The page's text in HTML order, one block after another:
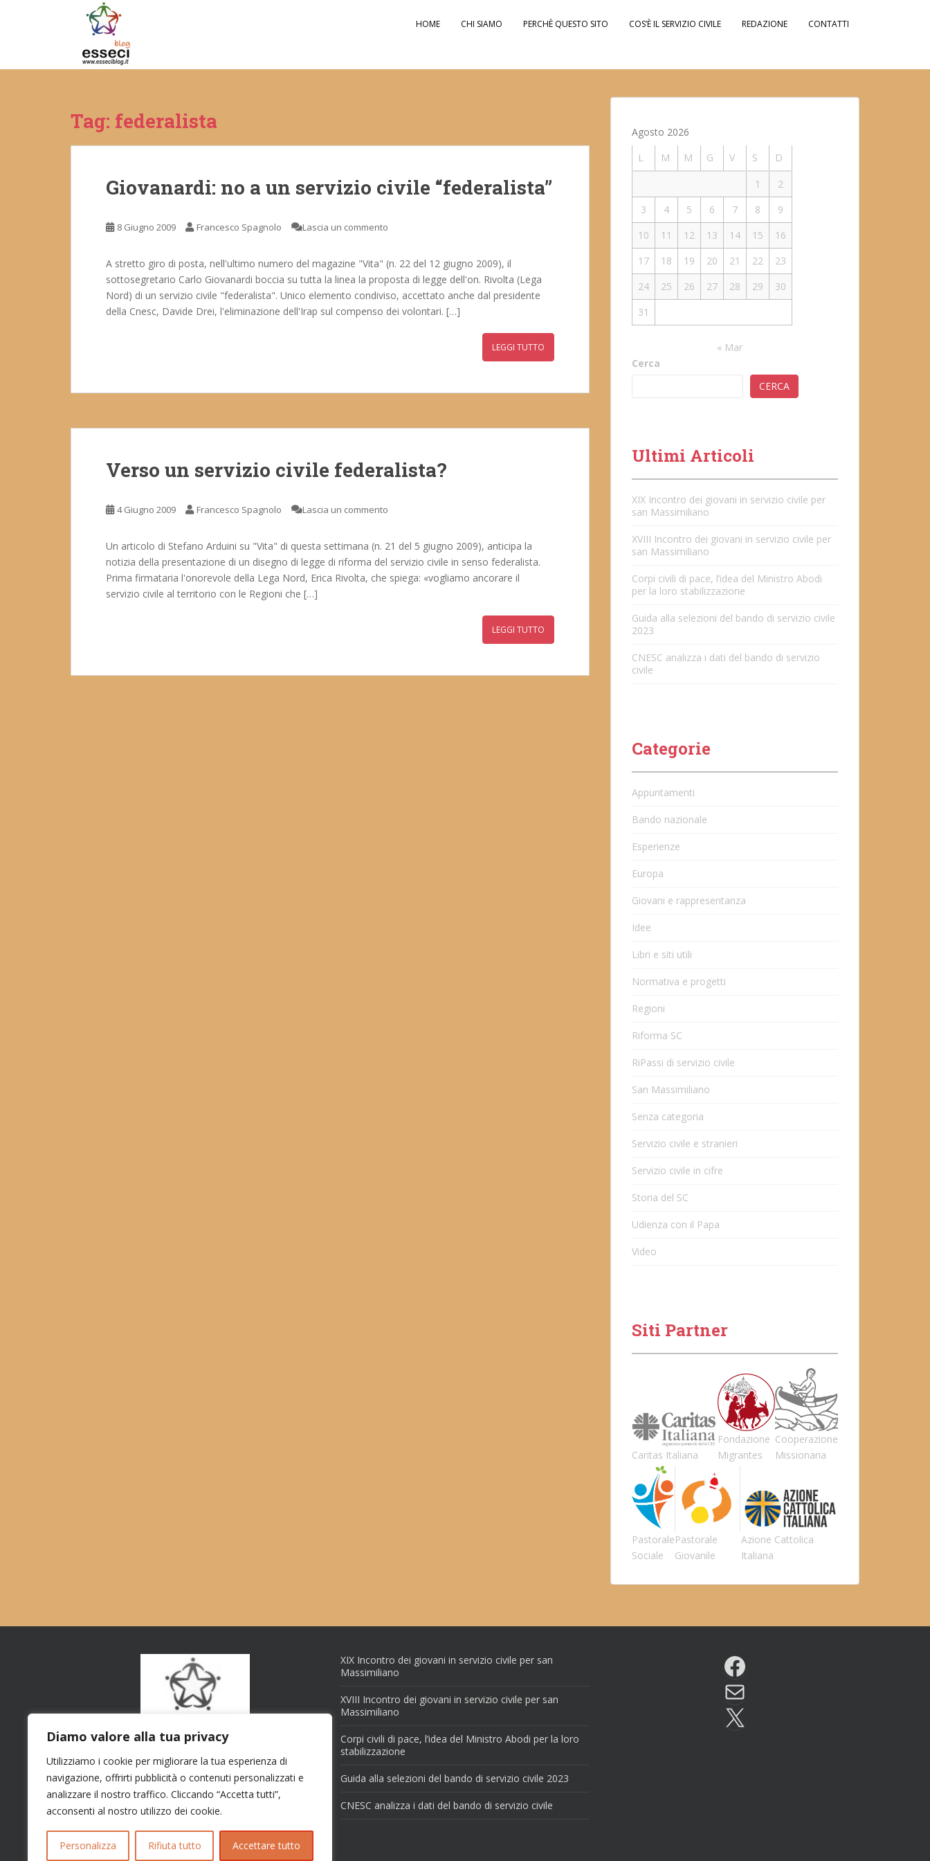
Diamo valore alla tua privacy
Utilizziamo i cookie per migliorare la tua esperienza di
navigazione, offrirti pubblicità o contenuti personalizzati e
analizzare il nostro traffico. Cliccando “Accetta tutti”,
acconsenti al nostro utilizzo dei cookie.
Personalizza Rifiuta tutto Accettare tutto
t
HOME CHI SIAMO PERCHÈ QUESTO SITO COS’È IL SERVIZIO CIVILE REDAZIONE CONTATTI
Tag: federalista
Giovanardi: no a un servizio civile “federalista”
8 Giugno 2009 Francesco Spagnolo Lascia un commento
A stretto giro di posta, nell'ultimo numero del magazine "Vita" (n. 22 del 12 giugno 2009), il
sottosegretario Carlo Giovanardi boccia su tutta la linea la proposta di legge dell'on. Rivolta (Lega
Nord) di un servizio civile "federalista". Unico elemento condiviso, accettato anche dal presidente
della Cnesc, Davide Drei, l'eliminazione dell'Irap sul compenso dei volontari. […]
LEGGI TUTTO
Verso un servizio civile federalista?
4 Giugno 2009 Francesco Spagnolo Lascia un commento
Un articolo di Stefano Arduini su "Vita" di questa settimana (n. 21 del 5 giugno 2009), anticipa la
notizia della presentazione di un disegno di legge di riforma del servizio civile in senso federalista.
Prima firmataria l'onorevole della Lega Nord, Erica Rivolta, che spiega: «vogliamo ancorare il
servizio civile al territorio con le Regioni che […]
LEGGI TUTTO
Agosto 2026
L
M M G V S
D
1
2
3
4 5 6 7 8
9
10
11 12 13 14 15
16
17
18 19 20 21 22
23
24
25 26 27 28 29
30
31
« Mar
Cerca
CERCA
Ultimi Articoli
XIX Incontro dei giovani in servizio civile per
san Massimiliano
XVIII Incontro dei giovani in servizio civile per
san Massimiliano
Corpi civili di pace, l’idea del Ministro Abodi
per la loro stabilizzazione
Guida alla selezioni del bando di servizio civile
2023
CNESC analizza i dati del bando di servizio
civile
Categorie
Appuntamenti
Bando nazionale
Esperienze
Europa
Giovani e rappresentanza
Idee
Libri e siti utili
Normativa e progetti
Regioni
Riforma SC
RiPassi di servizio civile
San Massimiliano
Senza categoria
Servizio civile e stranieri
Servizio civile in cifre
Storia del SC
Udienza con il Papa
Video
Siti Partner
Caritas Italiana
Fondazione
Migrantes
Cooperazione
Missionaria
Pastorale
Sociale
Pastorale
Giovanile
Azione Cattolica
Italiana
XIX Incontro dei giovani in servizio civile per san
Massimiliano
XVIII Incontro dei giovani in servizio civile per san
Massimiliano
Corpi civili di pace, l’idea del Ministro Abodi per la loro
stabilizzazione
Guida alla selezioni del bando di servizio civile 2023
CNESC analizza i dati del bando di servizio civile
Facebook
Email
X